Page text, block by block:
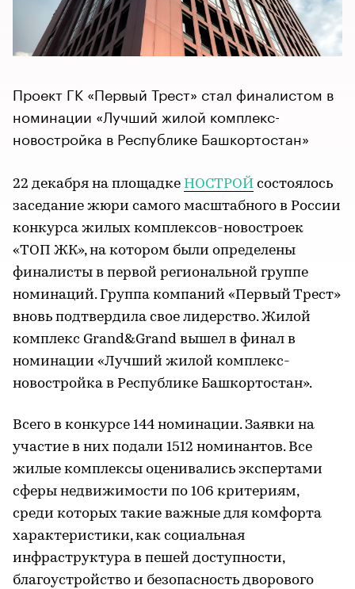
Проект ГК «Первый Трест» стал финалистом в
номинации «Лучший жилой комплекс-
новостройка в Республике Башкортостан»
22 декабря на площадке НОСТРОЙ состоялось
заседание жюри самого масштабного в России
конкурса жилых комплексов-новостроек
«ТОП ЖК», на котором были определены
финалисты в первой региональной группе
номинаций. Группа компаний «Первый Трест»
вновь подтвердила свое лидерство. Жилой
комплекс Grand&Grand вышел в финал в
номинации «Лучший жилой комплекс-
новостройка в Республике Башкортостан».
Всего в конкурсе 144 номинации. Заявки на
участие в них подали 1512 номинантов. Все
жилые комплексы оценивались экспертами
сферы недвижимости по 106 критериям,
среди которых такие важные для комфорта
характеристики, как социальная
инфраструктура в пешей доступности,
благоустройство и безопасность дворового